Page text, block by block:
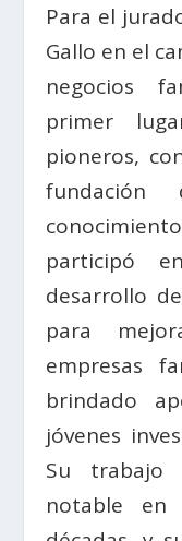
Para el
Gallo en el
negocios
primer
pioneros,
participó
desarrollo
para
empresas
brindado
jóvenes
Su trabajo
notable en